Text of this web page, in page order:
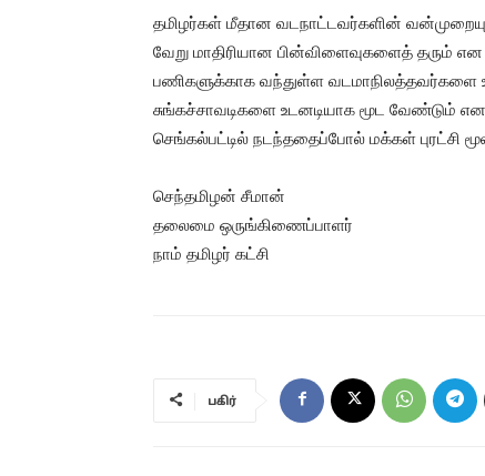
தமிழர்கள் மீதான வடநாட்டவர்களின்
வேறு மாதிரியான பின்விளைவுகளைத் தரும்
பணிகளுக்காக வந்துள்ள வடமாநிலத்தவர்களை
சுங்கச்சாவடிகளை உடனடியாக மூட வேண்டும்
செங்கல்பட்டில் நடந்ததைப்போல் மக்கள் புரட்சி
செந்தமிழன் சீமான்
தலைமை ஒருங்கிணைப்பாளர்
நாம் தமிழர் கட்சி
பகிர்